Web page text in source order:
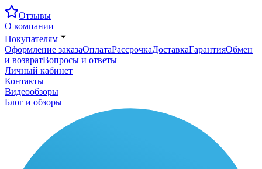
Отзывы
О компании
Покупателям
Оформление заказаОплатаРассрочкаДоставкаГарантияОбмен
и возвратВопросы и ответы
Личный кабинет
Контакты
Видеообзоры
Блог и обзоры